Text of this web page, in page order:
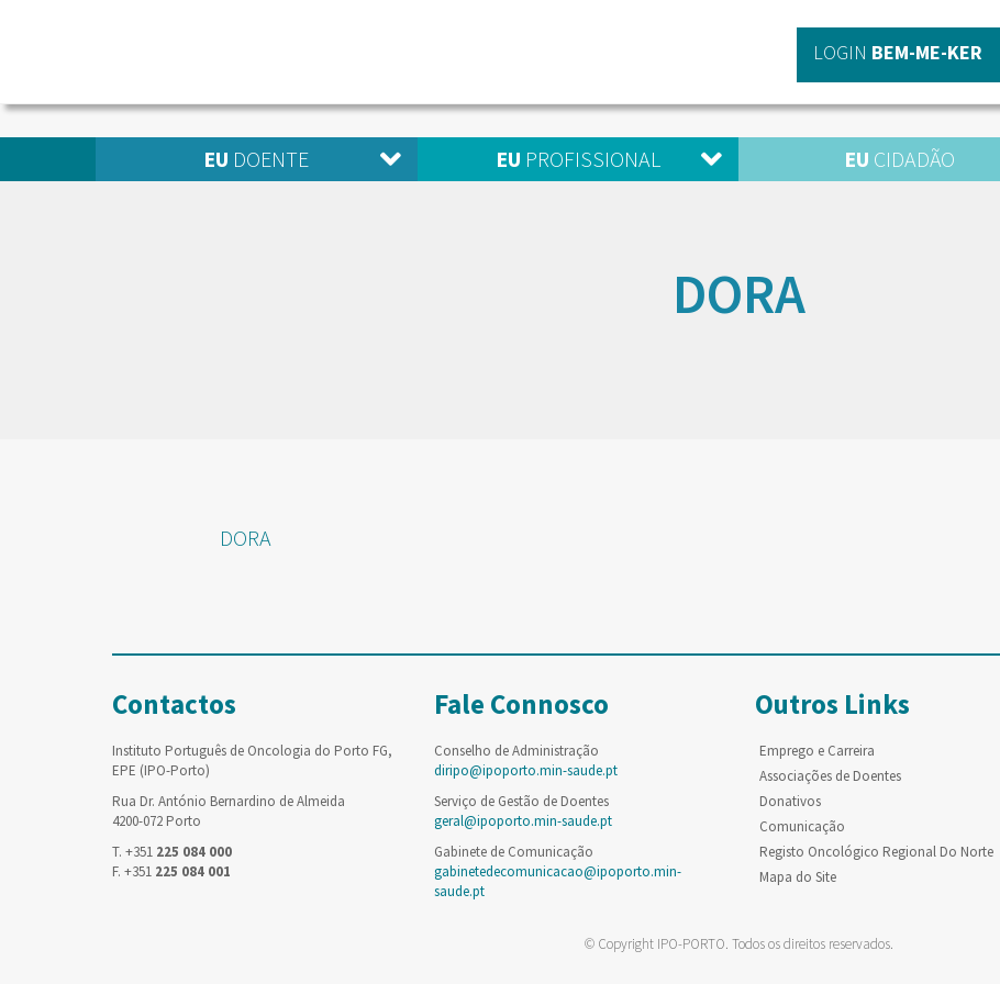
LOGIN BEM-ME-KER
EU DOENTE EU PROFISSIONAL EU CIDADÃO
DORA
DORA
Contactos
Instituto Português de Oncologia do Porto FG,
EPE (IPO-Porto)
Rua Dr. António Bernardino de Almeida
4200-072 Porto
T. +351 225 084 000
F. +351 225 084 001
Fale Connosco
Conselho de Administração
diripo@ipoporto.min-saude.pt
Serviço de Gestão de Doentes
geral@ipoporto.min-saude.pt
Gabinete de Comunicação
gabinetedecomunicacao@ipoporto.min-
saude.pt
Outros Links
Emprego e Carreira
Associações de Doentes
Donativos
Comunicação
Registo Oncológico Regional Do Norte
Mapa do Site
© Copyright IPO-PORTO. Todos os direitos reservados.